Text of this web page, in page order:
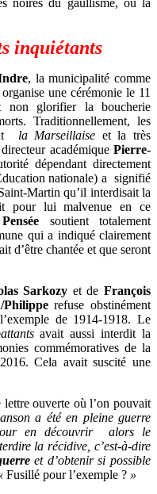
noires du gaullisme, où la
inquiétants
, la municipalité comme
une cérémonie le 11
non glorifier la boucherie
Traditionnellement, les
la Marseillaise et la très
académiquePierre-
dépendant directement
nationale) a signifié
Martin qu’il interdisait la
pour lui malvenue en ce
soutient totalement
qui a indiqué clairement
d’être chantée et que seront
Sarkozy et deFrançois
Philipperefuse obstinément
de 1914-1918. Le
avait aussi interdit la
commémoratives de la
Cela avait suscité une
lettre ouverte où l’on pouvait
a été en pleine guerre
en découvrir
alors le
la récidive, c’est-à-dire
et d’obtenir si possible
Fusillé pour l’exemple ? »